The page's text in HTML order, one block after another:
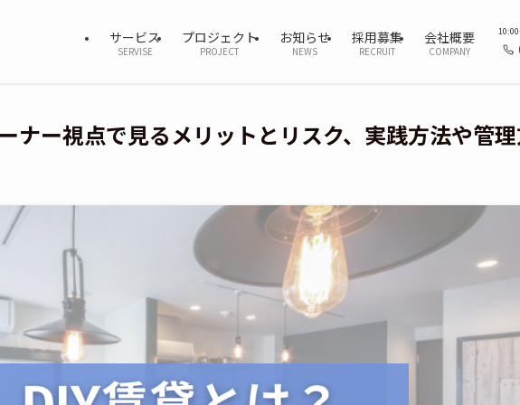
サービス
SERVISE
プロジェクト
PROJECT
お知らせ
NEWS
採用募集
RECRUIT
会社概要
COMPANY
ナー視点で見るメリットとリスク、実践方法や管